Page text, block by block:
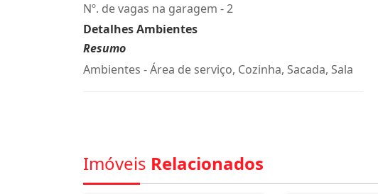
Nº. de vagas na garagem - 2
Detalhes Ambientes
Resumo
Ambientes - Área de serviço, Cozinha, Sacada, Sala
Imóveis Relacionados